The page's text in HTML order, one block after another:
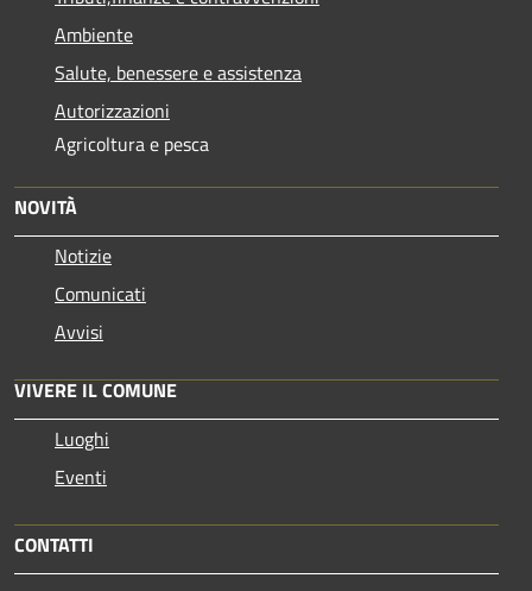
Ambiente
Salute, benessere e assistenza
Autorizzazioni
Agricoltura e pesca
NOVITÀ
Notizie
Comunicati
Avvisi
VIVERE IL COMUNE
Luoghi
Eventi
CONTATTI